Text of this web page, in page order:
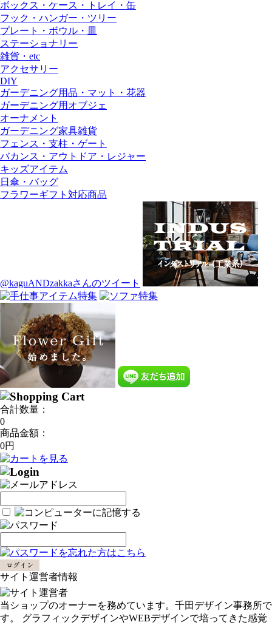
ボックス・ケース・トレイ・缶
フック・ハンガー・ツリー
プレート・ボウル・皿
ステーショナリー
雑貨・etc
アクセサリー
DIY
ガーデニング用品・マット・花器
ガーデニング用オブジェ
オーナメント
ガーデニング家具雑貨
フェンス・支柱・ゲート
バカンス・アウトドア・レジャー
キッズアイテム
日傘・バッグ
フラワーギフト対応商品
@kaguANDzakkaさんのツイート
合計数量：
0
商品金額：
0円
サイト運営者情報
当ショップのオーナーを務めています。千田デザイン事務所で
す。 グラフィックデザインやWEBデザインで培ってきた感覚